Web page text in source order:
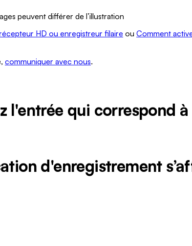
peuvent différer de l’illustration
HD ou enregistreur filaire ou Comment
communiquer avec nous.
qui correspond
d'enregistrement